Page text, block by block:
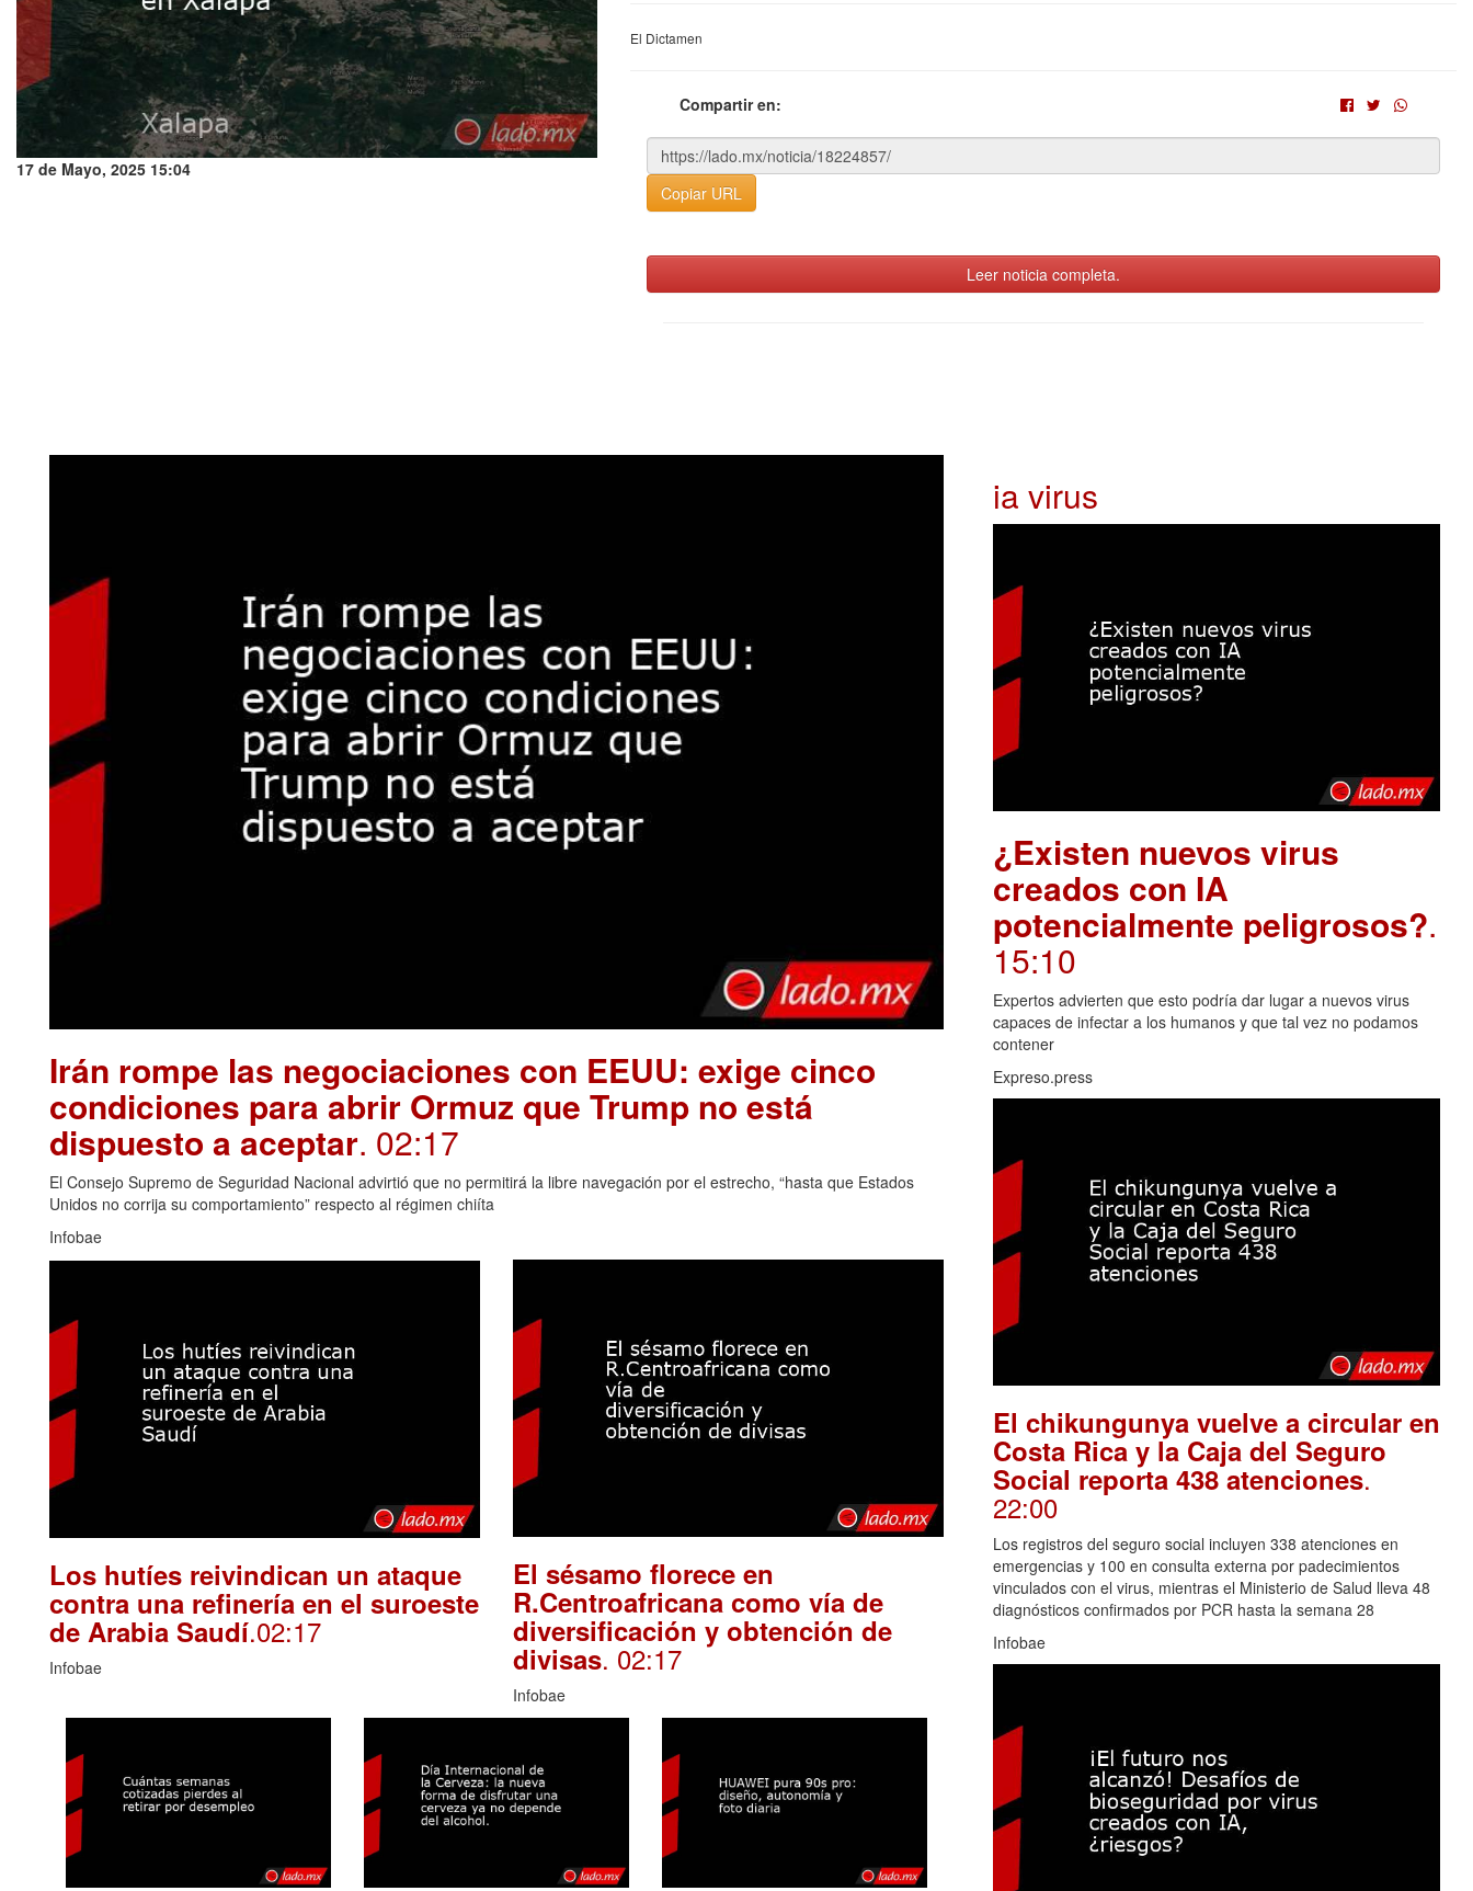
17 de Mayo, 2025 15:04
El Dictamen
Compartir en:
Copiar URL
Leer noticia completa.
Irán rompe las negociaciones con EEUU: exige cinco
condiciones para abrir Ormuz que Trump no está
dispuesto a aceptar. 02:17
El Consejo Supremo de Seguridad Nacional advirtió que no permitirá la libre navegación por el estrecho, “hasta que Estados
Unidos no corrija su comportamiento” respecto al régimen chiíta
Infobae
Los hutíes reivindican un ataque
contra una refinería en el suroeste
de Arabia Saudí.02:17
Infobae
El sésamo florece en
R.Centroafricana como vía de
diversificación y obtención de
divisas. 02:17
Infobae
ia virus
¿Existen nuevos virus
creados con IA
potencialmente peligrosos?.
15:10
Expertos advierten que esto podría dar lugar a nuevos virus
capaces de infectar a los humanos y que tal vez no podamos
contener
Expreso.press
El chikungunya vuelve a circular en
Costa Rica y la Caja del Seguro
Social reporta 438 atenciones.
22:00
Los registros del seguro social incluyen 338 atenciones en
emergencias y 100 en consulta externa por padecimientos
vinculados con el virus, mientras el Ministerio de Salud lleva 48
diagnósticos confirmados por PCR hasta la semana 28
Infobae